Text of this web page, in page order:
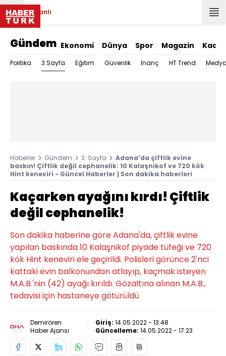
Canlı
Gündem Ekonomi Dünya Spor Magazin Kadın
Politika 3.Sayfa Eğitim Güvenlik İnanç HT Trend
Haberler Gündem 3. Sayfa
Adana'da çiftlik evine
baskın! Çiftlik değil cephanelik: 10 Kalaşnikof ve 720 kök
Hint keneviri - Güncel Haberler | Son dakika haberleri
Kaçarken ayağını kırdı! Çiftlik
değil cephanelik!
Son dakika haberine göre Adana'da, çiftlik evine
yapılan baskında 10 Kalaşnikof piyade tüfeği ve 720
kök Hint keneviri ele geçirildi. Polisleri görünce 2'nci
kattaki evin balkonundan atlayıp, kaçmak isteyen
M.A.B.'nin (42) ayağı kırıldı. Gözaltına alınan M.A.B.,
tedavisi için hastaneye götürüldü
Demirören
Haber Ajansı
Giriş: 14.05.2022 - 13:48
Güncelleme: 14.05.2022 - 17:23